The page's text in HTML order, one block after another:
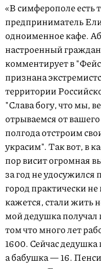
«В симферополе есть
предприниматель
одноименное кафе.
настроенный
комментирует в
признана
территории
"Слава богу, что мы,
отрываемся от
полгода отстроим
украсим". Так вот, в
пор висит огромная
за год не
город практически
кажется, стали жить
мой дедушка
том что много лет
1600. Сейчас дедушка
а бабушка — 16.